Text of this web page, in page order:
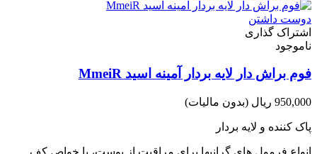
دوست داشتن
اشتراک گذاری
ناموجود
فوم براش دار لایه بردار آمینه اسید MmeiR
950,000 ریال (بدون مالیات)
پاک کننده و لایه بردار
انواع فرمول های گرانبها برای مراقبت از پوست، با خواص کف